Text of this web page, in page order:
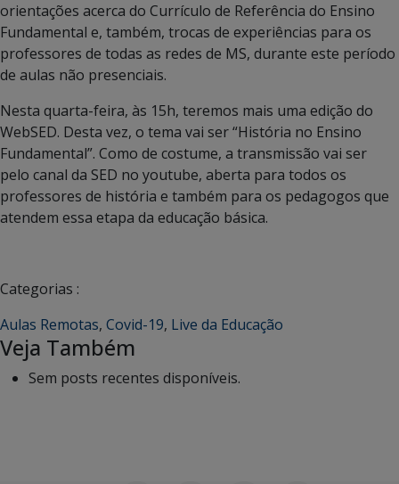
orientações acerca do Currículo de Referência do Ensino
Fundamental e, também, trocas de experiências para os
professores de todas as redes de MS, durante este período
de aulas não presenciais.
Nesta quarta-feira, às 15h, teremos mais uma edição do
WebSED. Desta vez, o tema vai ser “História no Ensino
Fundamental”. Como de costume, a transmissão vai ser
pelo canal da SED no youtube, aberta para todos os
professores de história e também para os pedagogos que
atendem essa etapa da educação básica.
Categorias :
Aulas Remotas, Covid-19, Live da Educação
Veja Também
Sem posts recentes disponíveis.